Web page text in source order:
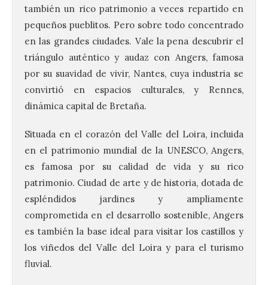
también un rico patrimonio a veces repartido en
pequeños pueblitos. Pero sobre todo concentrado
en las grandes ciudades. Vale la pena descubrir el
triángulo auténtico y audaz con Angers, famosa
por su suavidad de vivir, Nantes, cuya industria se
convirtió en espacios culturales, y Rennes,
dinámica capital de Bretaña.
Situada en el corazón del Valle del Loira, incluida
en el patrimonio mundial de la UNESCO, Angers,
es famosa por su calidad de vida y su rico
patrimonio. Ciudad de arte y de historia, dotada de
espléndidos jardines y ampliamente
comprometida en el desarrollo sostenible, Angers
es también la base ideal para visitar los castillos y
los viñedos del Valle del Loira y para el turismo
fluvial.